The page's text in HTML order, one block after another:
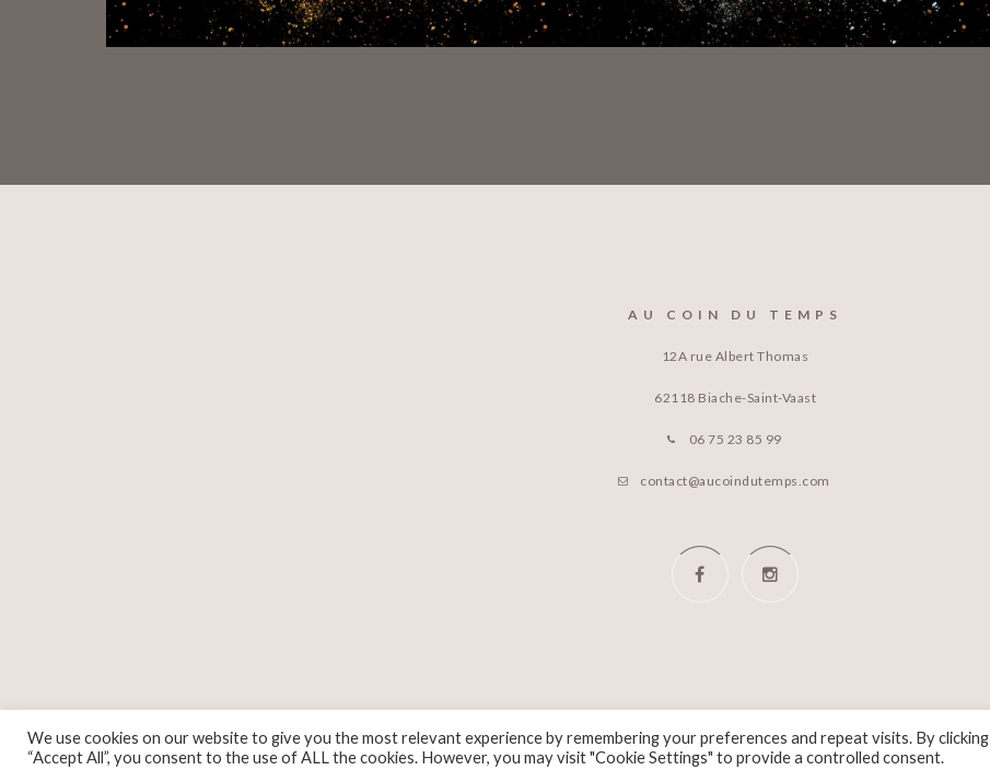
AU COIN DU TEMPS
12A rue Albert Thomas
62118 Biache-Saint-Vaast
06 75 23 85 99
contact@aucoindutemps.com
© 2026 THOMAS LIBERAL
We use cookies on our website to give you the most relevant experience by remembering your preferences and repeat visits. By clicking
“Accept All”, you consent to the use of ALL the cookies. However, you may visit "Cookie Settings" to provide a controlled consent.